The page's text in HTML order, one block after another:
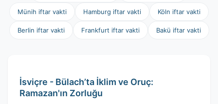
Münih iftar vakti Hamburg iftar vakti Köln iftar vakti
Berlin iftar vakti Frankfurt iftar vakti Bakü iftar vakti
İsviçre - Bülach’ta İklim ve Oruç:
Ramazan'ın Zorluğu